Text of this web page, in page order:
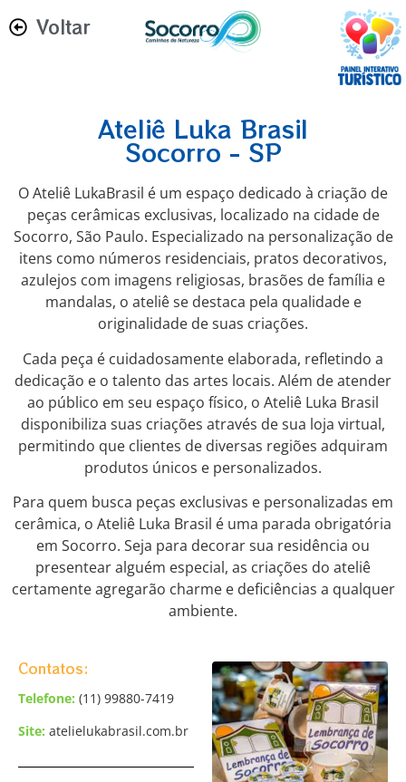
Voltar
Ateliê Luka Brasil
Socorro - SP
O Ateliê LukaBrasil é um espaço dedicado à criação de
peças cerâmicas exclusivas, localizado na cidade de
Socorro, São Paulo. Especializado na personalização de
itens como números residenciais, pratos decorativos,
azulejos com imagens religiosas, brasões de família e
mandalas, o ateliê se destaca pela qualidade e
originalidade de suas criações.
Cada peça é cuidadosamente elaborada, refletindo a
dedicação e o talento das artes locais. Além de atender
ao público em seu espaço físico, o Ateliê Luka Brasil
disponibiliza suas criações através de sua loja virtual,
permitindo que clientes de diversas regiões adquiram
produtos únicos e personalizados.
Para quem busca peças exclusivas e personalizadas em
cerâmica, o Ateliê Luka Brasil é uma parada obrigatória
em Socorro. Seja para decorar sua residência ou
presentear alguém especial, as criações do ateliê
certamente agregarão charme e deficiências a qualquer
ambiente.
Contatos:
Telefone: (11) 99880-7419
Site: atelielukabrasil.com.br